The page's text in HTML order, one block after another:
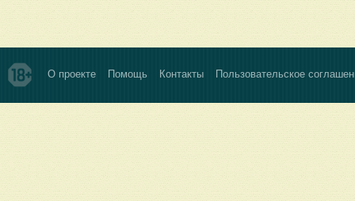
О проекте Помощь Контакты Пользовательское